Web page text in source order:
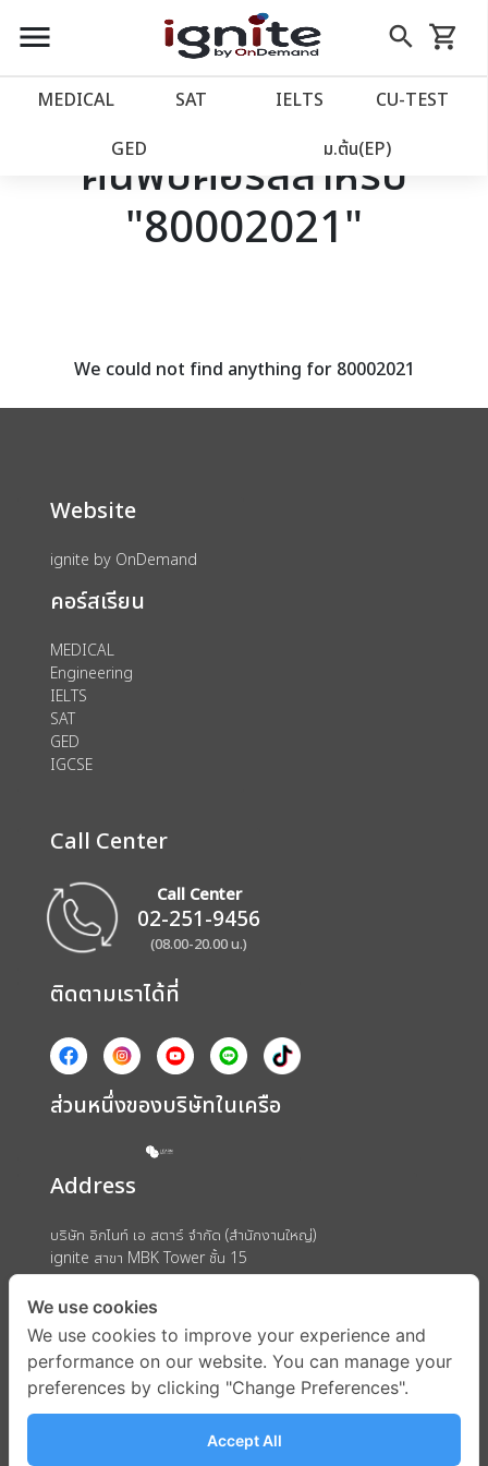
close
account_balance หน้าแรก
เว็บไซต์อิกไนท์
โปรโมชั่น
assignment ลงทะเบียน
menu search
Skip
to
shopping_cart
รถเข็น
MEDICAL SAT IELTS CU‑TEST
GED ม.ต้น(EP)
ค้นพบคอร์สสำหรับ
"80002021"
We could not find anything for 80002021
Website
ignite by OnDemand
คอร์สเรียน
MEDICAL
Engineering
IELTS
SAT
GED
IGCSE
Call Center
Call Center
02-251-9456
(08.00-20.00 น.)
ติดตามเราได้ที่
ส่วนหนึ่งของบริษัทในเครือ
Address
บริษัท อิกไนท์ เอ สตาร์ จำกัด (สำนักงานใหญ่)
ignite สาขา MBK Tower ชั้น 15
ถนนพญาไท แขวงวังใหม่ เขตปทุมวัน กรุงเทพมหานคร 10330
We use cookies
We use cookies to improve your experience and
performance on our website. You can manage your
preferences by clicking "Change Preferences".
Accept All